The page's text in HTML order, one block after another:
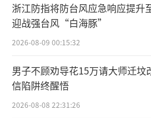
浙江防指将防台风应急响应提
迎战强台风“白海豚”
2026-08-09 00:15:32
男子不顾劝导花15万请大师迁坟
信陷阱终醒悟
2026-08-08 22:31:26